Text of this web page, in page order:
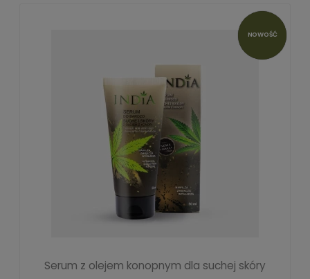
Serum z olejem konopnym dla suchej skóry
NOWOŚĆ